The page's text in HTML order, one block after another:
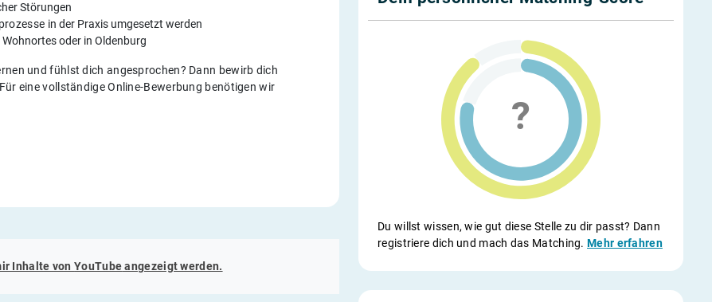
Störungen
in der Praxis umgesetzt werden
oder in Oldenburg
und fühlst dich angesprochen? Dann bewirb dich
eine vollständige Online-Bewerbung benötigen wir
Du willst wissen, wie gut diese Stelle zu dir passt? Dann
registriere dich und mach das Matching.Mehr erfahren
Inhalte vonYouTubeangezeigt werden.